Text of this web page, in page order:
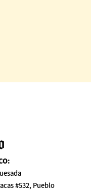
:
#532, Pueblo